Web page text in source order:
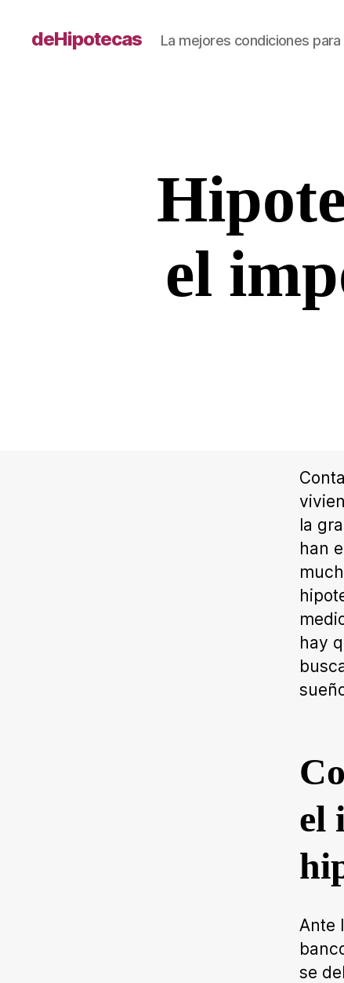
deHipotecas La mejores condiciones
el
la
han
hay
el
Ante
se